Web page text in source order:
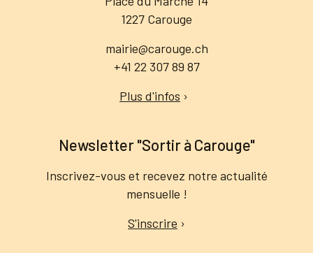
1227 Carouge
mairie@carouge.ch
+41 22 307 89 87
Plus d'infos ›
Newsletter "Sortir à Carouge"
Inscrivez-vous et recevez notre actualité
mensuelle !
S'inscrire ›